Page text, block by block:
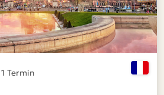
1 Termin